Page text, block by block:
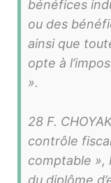
bénéfices
ou des
ainsi que
opte à
».
28 F.
contrôle
comptable »,